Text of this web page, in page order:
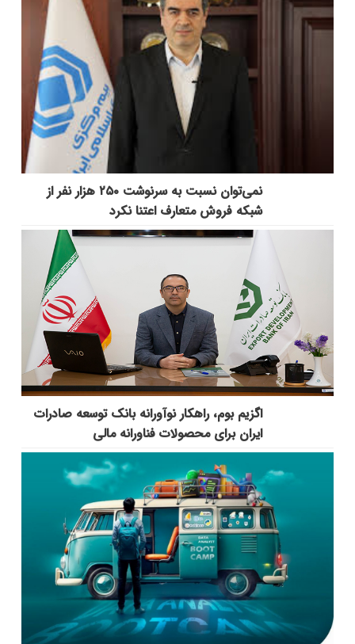
نمی‌توان نسبت به سرنوشت ۲۵۰ هزار نفر از
شبکه فروش متعارف اعتنا نکرد
اگزیم بوم، راهکار نوآورانه بانک توسعه صادرات
ایران برای محصولات فناورانه مالی